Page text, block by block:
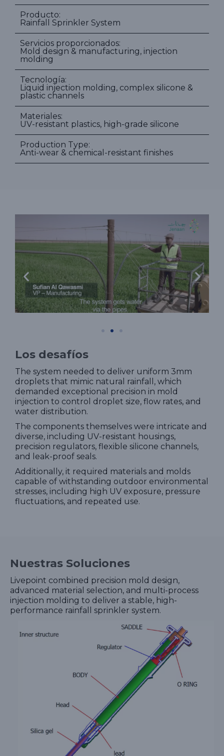
Producto:
Rainfall Sprinkler System
Servicios proporcionados:
Mold design & manufacturing, injection
molding
Tecnología:
Liquid injection molding, complex silicone &
plastic channels
Materiales:
UV-resistant plastics, high-grade silicone
Production Type:
Anti-wear & chemical-resistant finishes
Los desafíos
The system needed to deliver uniform 3mm
droplets that mimic natural rainfall, which
demanded exceptional precision in mold
injection to control droplet size, flow rates, and
water distribution.
The components themselves were intricate and
diverse, including UV-resistant housings,
precision regulators, flexible silicone channels,
and leak-proof seals.
Additionally, it required materials and molds
capable of withstanding outdoor environmental
stresses, including high UV exposure, pressure
fluctuations, and repeated use.
Nuestras Soluciones
Livepoint combined precision mold design,
advanced material selection, and multi-process
injection molding to deliver a stable, high-
performance rainfall sprinkler system.